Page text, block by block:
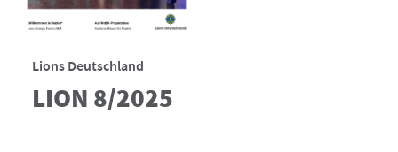
Lions Deutschland
LION 8/2025